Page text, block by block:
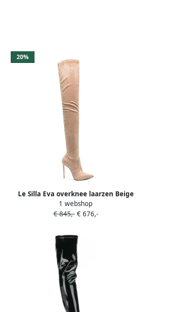
20%
Le Silla Eva overknee laarzen Beige
1 webshop
€ 845,-€ 676,-